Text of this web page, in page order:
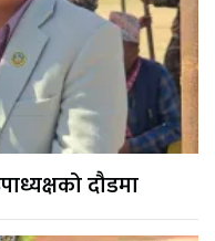
दौडमा